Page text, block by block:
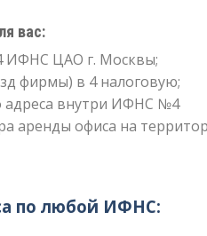
вас:
ИФНС ЦАО г. Москвы;
фирмы) в 4 налоговую;
адреса внутри ИФНС №4
аренды офиса на
по любой ИФНС: